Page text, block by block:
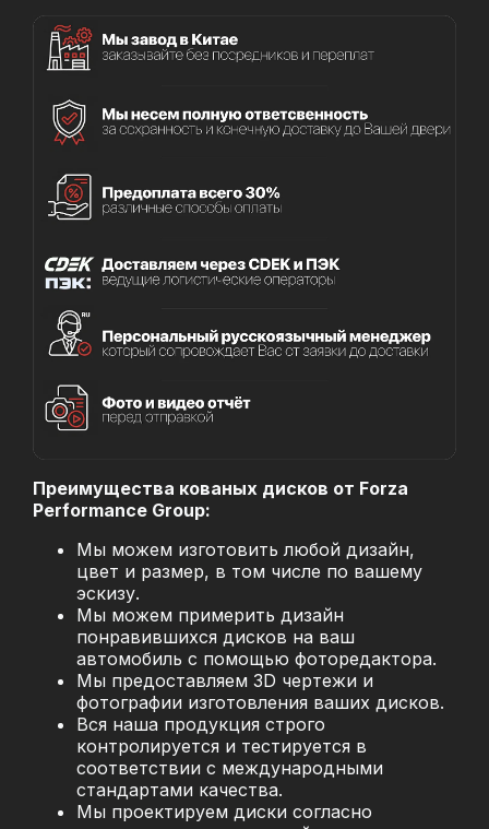
Преимущества кованых дисков от Forza
Performance Group:
Мы можем изготовить любой дизайн,
цвет и размер, в том числе по вашему
эскизу.
Мы можем примерить дизайн
понравившихся дисков на ваш
автомобиль с помощью фоторедактора.
Мы предоставляем 3D чертежи и
фотографии изготовления ваших дисков.
Вся наша продукция строго
контролируется и тестируется в
соответствии с международными
стандартами качества.
Мы проектируем диски согласно